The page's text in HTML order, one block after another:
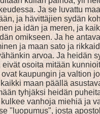
Ja se luvattu
ja hävittäjien sydän
ja idän ja meren, ja
omikseen. Ja he
ja maan sato ja
arvoa. Ja
osoita mitään
kaupungin ja valtion
maan päällä
tyhjäksi heidän
vanhoja miehiä ja
"luopumus", josta